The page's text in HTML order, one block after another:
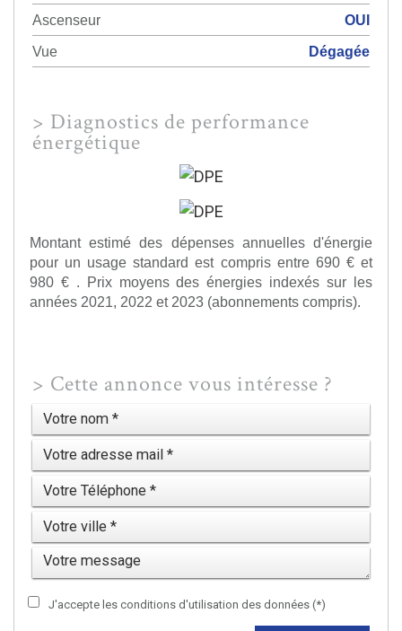
Ascenseur
OUI
Vue
Dégagée
> Diagnostics de performance
énergétique
Montant estimé des dépenses annuelles d'énergie
pour un usage standard est compris entre 690 € et
980 € . Prix moyens des énergies indexés sur les
années 2021, 2022 et 2023 (abonnements compris).
> Cette annonce vous intéresse ?
J'accepte les conditions d'utilisation des données (*)